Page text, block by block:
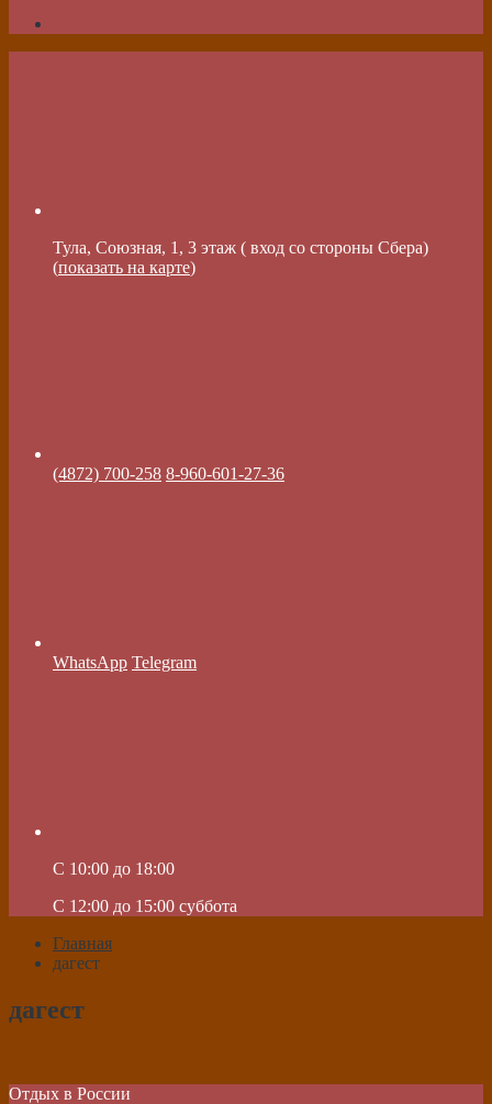
Тула, Союзная, 1, 3 этаж ( вход со стороны Сбера)
(показать на карте)
(4872) 700-258 8-960-601-27-36
WhatsApp Telegram
C 10:00 до 18:00
C 12:00 до 15:00 суббота
Главная
дагест
дагест
Отдых в России